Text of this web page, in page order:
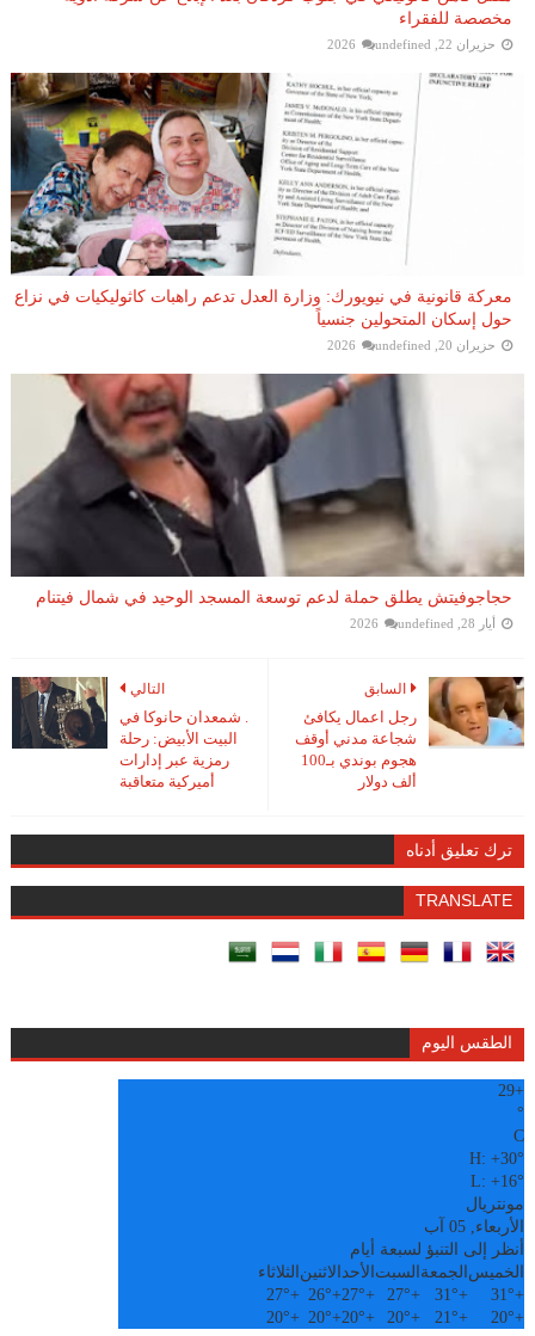
مخصصة للفقراء
حزيران 22, 2026 undefined
معركة قانونية في نيويورك: وزارة العدل تدعم راهبات كاثوليكيات في نزاع
حول إسكان المتحولين جنسياً
حزيران 20, 2026 undefined
حجاجوفيتش يطلق حملة لدعم توسعة المسجد الوحيد في شمال فيتنام
أيار 28, 2026 undefined
التالي
. شمعدان حانوكا في
البيت الأبيض: رحلة
رمزية عبر إدارات
أميركية متعاقبة
السابق
رجل اعمال يكافئ
شجاعة مدني أوقف
هجوم بوندي بـ100
ألف دولار
ترك تعليق أدناه
TRANSLATE
الطقس اليوم
+
29
°
C
H:+30°
L:+16°
مونتريال
الأربعاء, 05 آب
أنظر إلى التنبؤ لسبعة أيام
الخميس الجمعة السبت الأحدالاثنين الثلاثاء
+
31°
+
31°
+
27°
+
27°
+
26°
+
27°
+
20°
+
21°
+
20°
+
20°
+
20°
+
20°